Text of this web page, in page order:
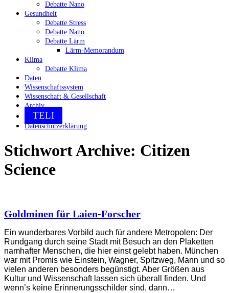
Debatte Nano
Gesundheit
Debatte Stress
Debatte Nano
Debatte Lärm
Lärm-Memorandum
Klima
Debatte Klima
Daten
Wissenschaftssystem
Wissenschaft & Gesellschaft
Archiv
TELI
Datenschutzerklärung
Stichwort Archive: Citizen
Science
Goldminen für Laien-Forscher
Ein wunderbares Vorbild auch für andere Metropolen: Der
Rundgang durch seine Stadt mit Besuch an den Plaketten
namhafter Menschen, die hier einst gelebt haben. München
war mit Promis wie Einstein, Wagner, Spitzweg, Mann und so
vielen anderen besonders begünstigt. Aber Größen aus
Kultur und Wissenschaft lassen sich überall finden. Und
wenn’s keine Erinnerungsschilder sind, dann…